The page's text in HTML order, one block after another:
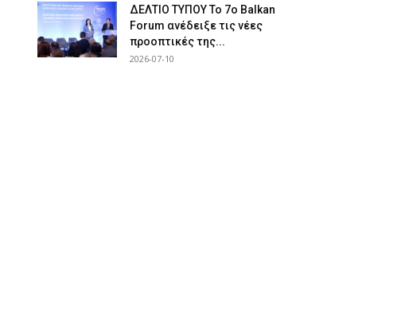
ΔΕΛΤΙΟ ΤΥΠΟΥ Το 7ο Balkan
Forum ανέδειξε τις νέες
προοπτικές της...
2026-07-10